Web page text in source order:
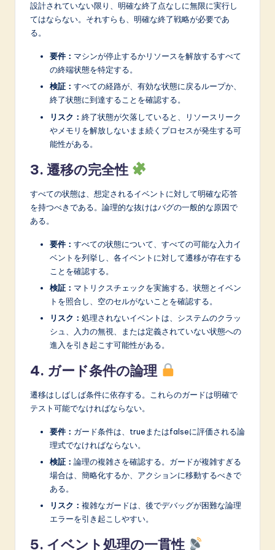
設計されていない限り、明確な終了点なしに無限に実行し
てはならない。それすらも、明確な終了戦略が必要であ
る。
要件： マシンが停止するかリソースを解放するすべて
の終端状態を特定する。
検証： すべての経路が、有効な状態に戻るループか、
終了状態に到達することを確認する。
リスク： 終了状態が欠落していると、リソースリーク
やメモリを解放しないまま続くプロセスが発生する可
能性がある。
3. 遷移の完全性
すべての状態は、想定されるイベントに対して明確な応答
を持つべきである。論理的な抜けはバグの一般的な原因で
ある。
要件： すべての状態について、すべての可能な入力イ
ベントを列挙し、各イベントに対して遷移が存在する
ことを確認する。
検証： マトリクスチェックを実施する。状態とイベン
トを照合し、空のセルがないことを確認する。
リスク： 処理されないイベントは、システムのクラッ
シュ、入力の無視、または定義されていない状態への
進入を引き起こす可能性がある。
4. ガード条件の論理
遷移はしばしば条件に依存する。これらのガードは明確で
テスト可能でなければならない。
要件： ガード条件は、trueまたはfalseに評価される論
理式でなければならない。
検証： 論理の複雑さを確認する。ガードが複雑すぎる
場合は、簡略化するか、アクションに移動するべきで
ある。
リスク： 複雑なガードは、後でデバッグが困難な論理
エラーを引き起こしやすい。
5. イベント処理の一貫性